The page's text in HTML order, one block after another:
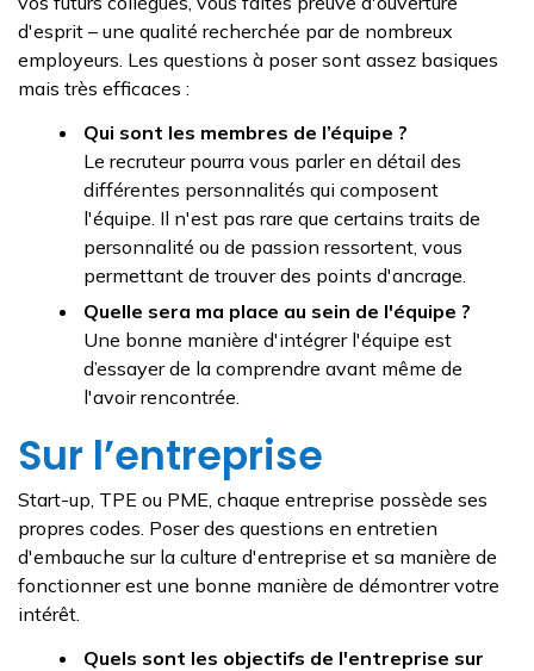
d'esprit – une qualité recherchée par de nombreux
employeurs. Les questions à poser sont assez basiques
mais très efficaces :
Qui sont les membres de l’équipe ?
Le recruteur pourra vous parler en détail des
différentes personnalités qui composent
l'équipe. Il n'est pas rare que certains traits de
personnalité ou de passion ressortent, vous
permettant de trouver des points d'ancrage.
Quelle sera ma place au sein de l'équipe ?
Une bonne manière d'intégrer l'équipe est
d’essayer de la comprendre avant même de
l'avoir rencontrée.
Sur l’entreprise
Start-up, TPE ou PME, chaque entreprise possède ses
propres codes. Poser des questions en entretien
d'embauche sur la culture d'entreprise et sa manière de
fonctionner est une bonne manière de démontrer votre
intérêt.
Quels sont les objectifs de l'entreprise sur